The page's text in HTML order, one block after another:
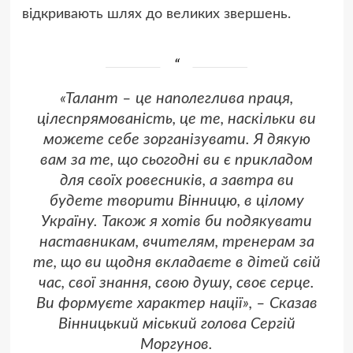
відкривають шлях до великих звершень.
«Талант – це наполеглива праця,
цілеспрямованість, це те, наскільки ви
можете себе зорганізувати. Я дякую
вам за те, що сьогодні ви є прикладом
для своїх ровесників, а завтра ви
будете творити Вінницю, в цілому
Україну. Також я хотів би подякувати
наставникам, вчителям, тренерам за
те, що ви щодня вкладаєте в дітей свій
час, свої знання, свою душу, своє серце.
Ви формуєте характер нації», – Сказав
Вінницький міський голова Сергій
Моргунов.